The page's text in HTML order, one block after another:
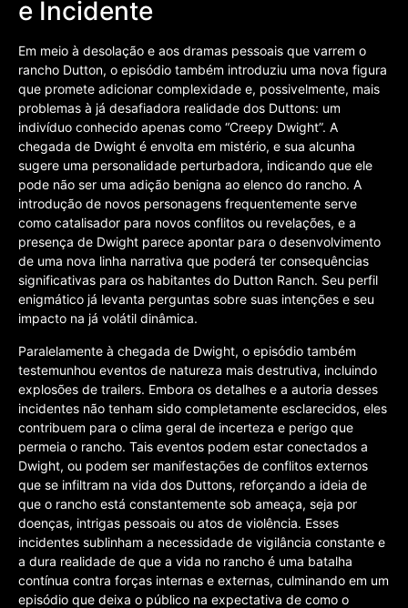
e Incidente
Em meio à desolação e aos dramas pessoais que varrem o
rancho Dutton, o episódio também introduziu uma nova figura
que promete adicionar complexidade e, possivelmente, mais
problemas à já desafiadora realidade dos Duttons: um
indivíduo conhecido apenas como “Creepy Dwight”. A
chegada de Dwight é envolta em mistério, e sua alcunha
sugere uma personalidade perturbadora, indicando que ele
pode não ser uma adição benigna ao elenco do rancho. A
introdução de novos personagens frequentemente serve
como catalisador para novos conflitos ou revelações, e a
presença de Dwight parece apontar para o desenvolvimento
de uma nova linha narrativa que poderá ter consequências
significativas para os habitantes do Dutton Ranch. Seu perfil
enigmático já levanta perguntas sobre suas intenções e seu
impacto na já volátil dinâmica.
Paralelamente à chegada de Dwight, o episódio também
testemunhou eventos de natureza mais destrutiva, incluindo
explosões de trailers. Embora os detalhes e a autoria desses
incidentes não tenham sido completamente esclarecidos, eles
contribuem para o clima geral de incerteza e perigo que
permeia o rancho. Tais eventos podem estar conectados a
Dwight, ou podem ser manifestações de conflitos externos
que se infiltram na vida dos Duttons, reforçando a ideia de
que o rancho está constantemente sob ameaça, seja por
doenças, intrigas pessoais ou atos de violência. Esses
incidentes sublinham a necessidade de vigilância constante e
a dura realidade de que a vida no rancho é uma batalha
contínua contra forças internas e externas, culminando em um
episódio que deixa o público na expectativa de como o